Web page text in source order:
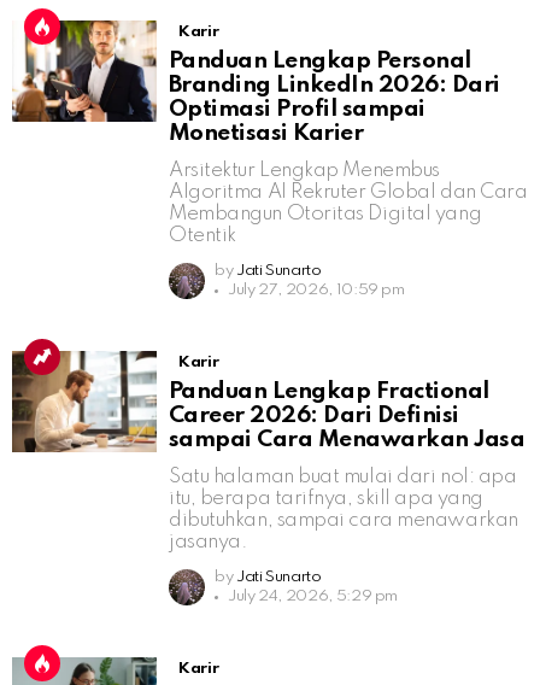
Karir
Panduan Lengkap Personal
Branding LinkedIn 2026: Dari
Optimasi Profil sampai
Monetisasi Karier
Arsitektur Lengkap Menembus
Algoritma AI Rekruter Global dan Cara
Membangun Otoritas Digital yang
Otentik
by Jati Sunarto
July 27, 2026, 10:59 pm
Karir
Panduan Lengkap Fractional
Career 2026: Dari Definisi
sampai Cara Menawarkan Jasa
Satu halaman buat mulai dari nol: apa
itu, berapa tarifnya, skill apa yang
dibutuhkan, sampai cara menawarkan
jasanya.
by Jati Sunarto
July 24, 2026, 5:29 pm
Karir